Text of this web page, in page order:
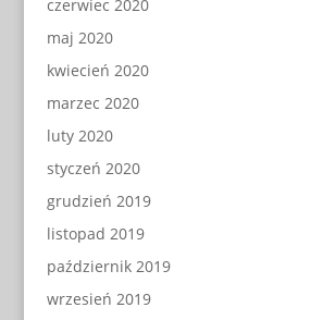
czerwiec 2020
maj 2020
kwiecień 2020
marzec 2020
luty 2020
styczeń 2020
grudzień 2019
listopad 2019
październik 2019
wrzesień 2019